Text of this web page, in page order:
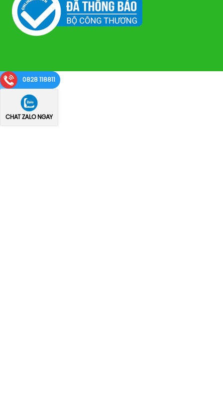
0828 118811
CHAT ZALO NGAY